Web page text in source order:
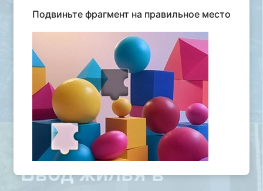
Подвиньте фрагмент на правильное место